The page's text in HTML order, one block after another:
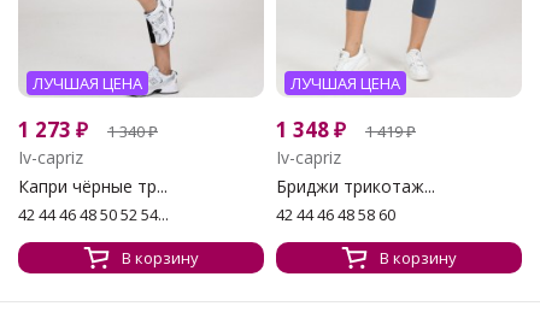
ЛУЧШАЯ ЦЕНА
1 273 ₽ 1 340₽
Iv-capriz
Капри чёрные тр...
42 44 46 48 50 52 54...
В корзину
ЛУЧШАЯ ЦЕНА
1 348₽ 1 419₽
Iv-capriz
Бриджи трикотаж...
42 44 46 48 58 60
В корзину